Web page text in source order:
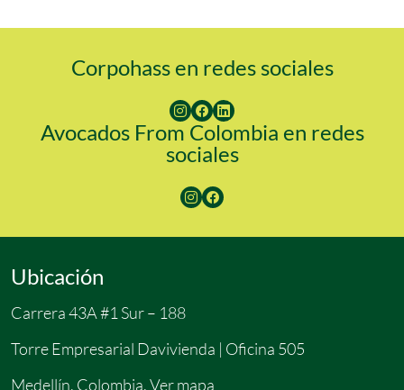
Corpohass en redes sociales
Avocados From Colombia en redes
sociales
Ubicación
Carrera 43A #1 Sur – 188
Torre Empresarial Davivienda | Oficina 505
Medellín, Colombia.Ver mapa